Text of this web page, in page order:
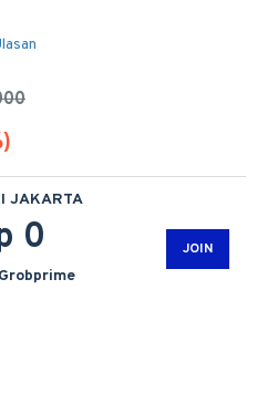
JAKARTA
0 JOIN